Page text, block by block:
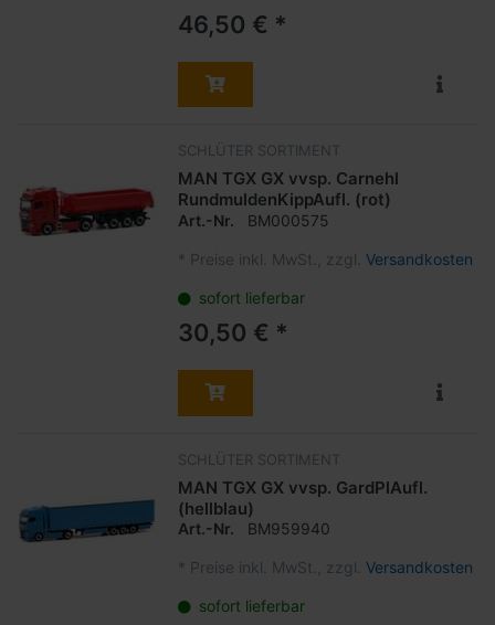
46,50 € *
SCHLÜTER SORTIMENT
MAN TGX GX vvsp. Carnehl
RundmuldenKippAufl. (rot)
Art.-Nr. BM000575
* Preise inkl. MwSt., zzgl. Versandkosten
sofort lieferbar
30,50 € *
SCHLÜTER SORTIMENT
MAN TGX GX vvsp. GardPlAufl.
(hellblau)
Art.-Nr. BM959940
* Preise inkl. MwSt., zzgl. Versandkosten
sofort lieferbar